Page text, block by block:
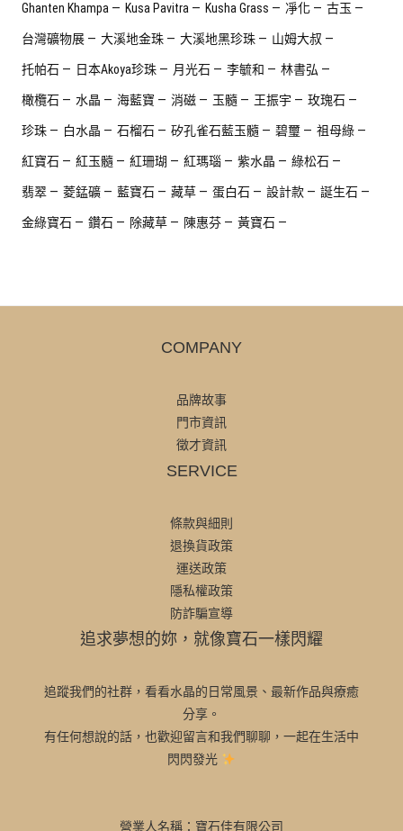
Ghanten Khampa Kusa Pavitra Kusha Grass 凈化 古玉
台灣礦物展 大溪地金珠 大溪地黑珍珠 山姆大叔
托帕石 日本Akoya珍珠 月光石 李毓和 林書弘
橄欖石 水晶 海藍寶 消磁 玉髓 王振宇 玫瑰石
珍珠 白水晶 石榴石 矽孔雀石藍玉髓 碧璽 祖母綠
紅寶石 紅玉髓 紅珊瑚 紅瑪瑙 紫水晶 綠松石
翡翠 菱錳礦 藍寶石 藏草 蛋白石 設計款 誕生石
金綠寶石 鑽石 除藏草 陳惠芬 黃寶石
COMPANY
品牌故事
門市資訊
徵才資訊
SERVICE
條款與細則
退換貨政策
運送政策
隱私權政策
防詐騙宣導
追求夢想的妳，就像寶石一樣閃耀
追蹤我們的社群，看看水晶的日常風景、最新作品與療癒
分享。
有任何想說的話，也歡迎留言和我們聊聊，一起在生活中
閃閃發光
營業人名稱：寶石佳有限公司